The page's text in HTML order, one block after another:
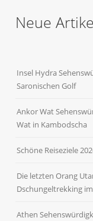
Neue
Insel Hydra
Saronischen Golf
Ankor Wat
Wat in Kambodscha
Schöne Reiseziele
Die letzten Orang
Dschungeltrekking
Athen